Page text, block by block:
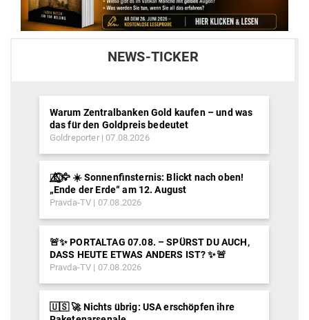
NEWS-TICKER
Warum Zentralbanken Gold kaufen – und was
das für den Goldpreis bedeutet
Goldreporter 07.08.2026
🐦‍🔥⃤⃟⃝🦅 ☀️ Sonnenfinsternis: Blickt nach oben!
„Ende der Erde“ am 12. August
Pravda-TV 07.08.2026
🚨✨ PORTALTAG 07.08. – SPÜRST DU AUCH,
DASS HEUTE ETWAS ANDERS IST? ✨🚨
Pravda-TV 07.08.2026
🇺🇸 🚀 Nichts übrig: USA erschöpfen ihre